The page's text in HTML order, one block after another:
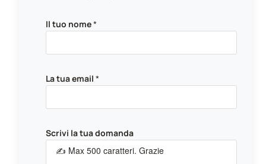
Il tuo nome*
La tua email *
a
Scrivi la tua domanda